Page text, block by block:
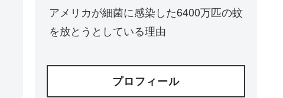
アメリカが細菌に感染した6400万匹の蚊
を放とうとしている理由
プロフィール